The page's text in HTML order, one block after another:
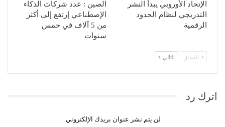
الإتحاد الأوروبي يبدأ النشر
التدريجي لنظام الحدود
الرقمية
الصين : عدد شركات الذكاء
الإصطناعي إرتفع إلى أكثر
من 5 آلاف في خمس
سنوات
السابق التالي
اترك رد
لن يتم نشر عنوان بريدك الإلكتروني.